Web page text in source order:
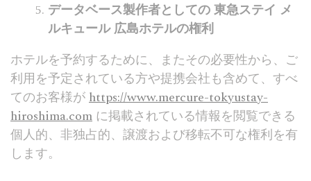
設定の保存
詳細を表示しない
データベース製作者としての東急ステイ メ
ルキュール 広島ホテルの権利
ホテルを予約するために、またその必要性から、ご
利用を予定されている方や提携会社も含めて、すべ
てのお客様がhttps://www.mercure-tokyustay-
hiroshima.com に掲載されている情報を閲覧できる
個人的、非独占的、譲渡および移転不可な権利を有
します。